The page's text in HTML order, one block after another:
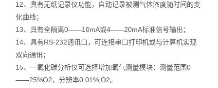
12、具有无纸记录仪功能，自动记录被测气体浓度随时间的变
化曲线；
13、具有全隔离0——10mA或4——20mA标准信号输出；
14、具有RS-232通讯口，可连接串口打印机或与计算机实现
双向通讯；
15、一氧化碳分析仪可选择增加氧气测量模块：测量范围0
——25%O2，分辨率0.01%;O2。